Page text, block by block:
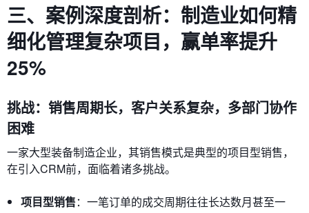
三、案例深度剖析：制造业如何精
细化管理复杂项目，赢单率提升
25%
挑战：销售周期长，客户关系复杂，多部门协作
困难
一家大型装备制造企业，其销售模式是典型的项目型销售，
在引入CRM前，面临着诸多挑战。
项目型销售：一笔订单的成交周期往往长达数月甚至一